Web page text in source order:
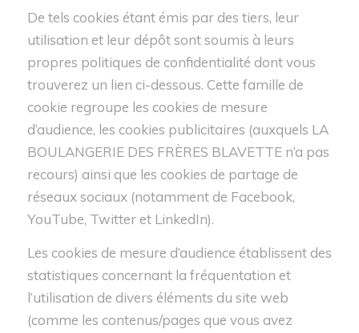
De tels cookies étant émis par des tiers, leur
utilisation et leur dépôt sont soumis à leurs
propres politiques de confidentialité dont vous
trouverez un lien ci-dessous. Cette famille de
cookie regroupe les cookies de mesure
d’audience, les cookies publicitaires (auxquels LA
BOULANGERIE DES FRÈRES BLAVETTE n’a pas
recours) ainsi que les cookies de partage de
réseaux sociaux (notamment de Facebook,
YouTube, Twitter et LinkedIn).
Les cookies de mesure d’audience établissent des
statistiques concernant la fréquentation et
l’utilisation de divers éléments du site web
(comme les contenus/pages que vous avez